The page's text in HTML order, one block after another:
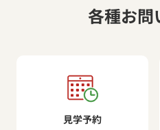
各種お問
見学予約